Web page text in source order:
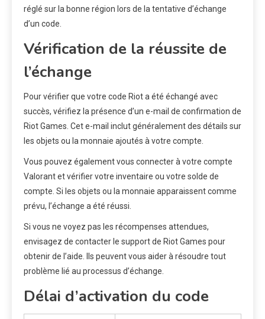
réglé sur la bonne région lors de la tentative d’échange
d’un code.
Vérification de la réussite de
l’échange
Pour vérifier que votre code Riot a été échangé avec
succès, vérifiez la présence d’un e-mail de confirmation de
Riot Games. Cet e-mail inclut généralement des détails sur
les objets ou la monnaie ajoutés à votre compte.
Vous pouvez également vous connecter à votre compte
Valorant et vérifier votre inventaire ou votre solde de
compte. Si les objets ou la monnaie apparaissent comme
prévu, l’échange a été réussi.
Si vous ne voyez pas les récompenses attendues,
envisagez de contacter le support de Riot Games pour
obtenir de l’aide. Ils peuvent vous aider à résoudre tout
problème lié au processus d’échange.
Délai d’activation du code